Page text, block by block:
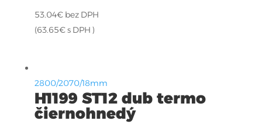
53.04€ bez DPH
(63.65€s DPH )
2800/2070/18mm
H1199 ST12 dub termo
čiernohnedý